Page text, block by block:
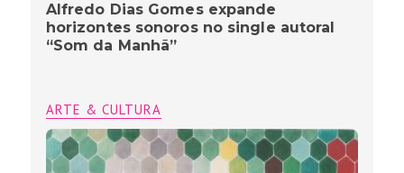
Alfredo Dias Gomes expande
horizontes sonoros no single autoral
“Som da Manhã”
ARTE & CULTURA